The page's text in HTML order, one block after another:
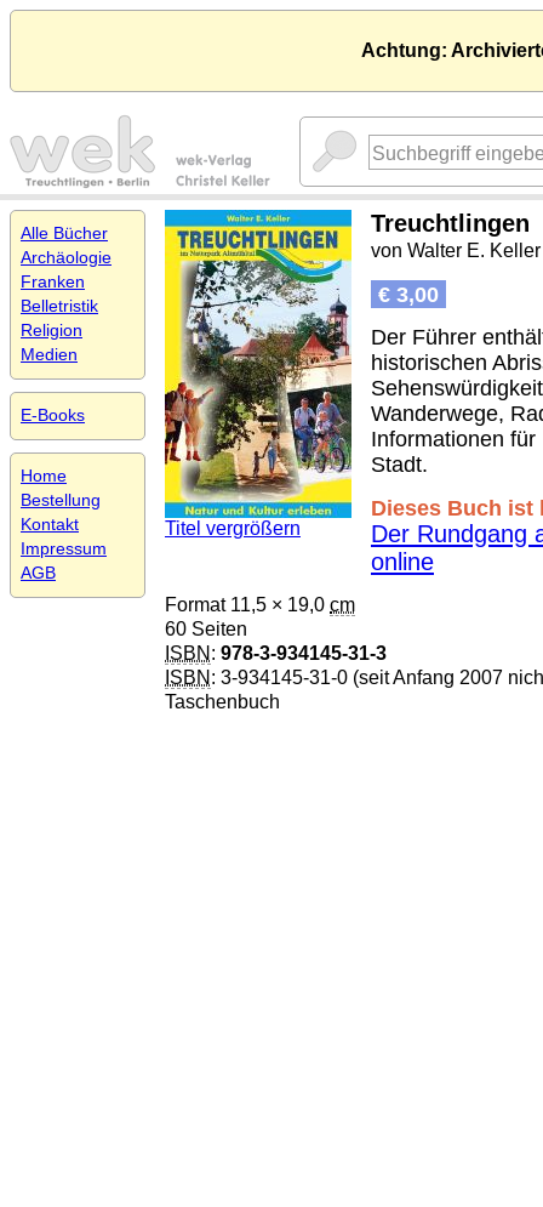
Achtung:
Titel vergrößern
Treuchtlingen
von Walter E. Keller
€ 3,00
Der Führer
historischen
Wanderwege,
Informationen
Stadt.
Dieses Buch ist
Der Rundgang
online
Format 11,5 × 19,0 cm
60 Seiten
ISBN: 978-3-934145-31-3
ISBN: 3-934145-31-0 (seit Anfang 2007
Taschenbuch
Alle Bücher
Archäologie
Franken
Belletristik
Religion
Medien
E-Books
Home
Bestellung
Kontakt
Impressum
AGB